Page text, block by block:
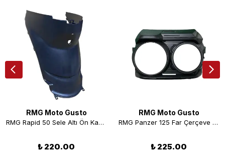
RMG Moto Gusto
RMG Rapid 50 Sele Altı Ön Kapak
₺ 220.00
RMG Moto Gusto
RMG Panzer 125 Far Çerçeve Plastik
₺ 225.00